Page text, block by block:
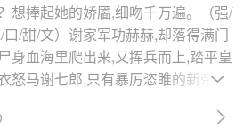
想捧起她的娇靥,细吻千万遍。（强/
/甜/文）谢家军功赫赫,却落得满门
身血海里爬出来,又挥兵而上,踏平皇
怒马谢七郎,只有暴厉恣睢的新帝。
连嫁给谢观,她都是为救心上人。如